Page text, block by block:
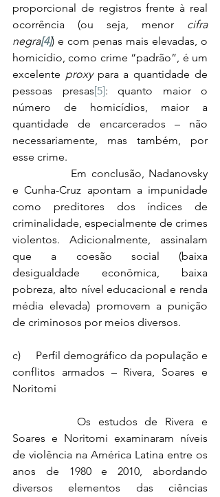
proporcional de registros frente à real
ocorrência (ou seja, menor cifra
negra[4]) e com penas mais elevadas, o
homicídio, como crime “padrão”, é um
excelente proxy para a quantidade de
pessoas presas[5]: quanto maior o
número de homicídios, maior a
quantidade de encarcerados – não
necessariamente, mas também, por
esse crime.
e Cunha-Cruz apontam a impunidade
como preditores dos índices de
criminalidade, especialmente de crimes
violentos. Adicionalmente, assinalam
que a coesão social (baixa
desigualdade econômica, baixa
pobreza, alto nível educacional e renda
média elevada) promovem a punição
de criminosos por meios diversos.
c)     Perfil demográfico da população e
conflitos armados – Rivera, Soares e
Noritomi
Soares e Noritomi examinaram níveis
de violência na América Latina entre os
anos de 1980 e 2010, abordando
diversos elementos das ciências